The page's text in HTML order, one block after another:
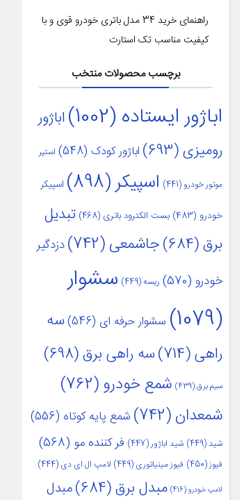
راهنمای خرید 34 مدل باتری خودرو قوی و با
کیفیت مناسب تک استارت
برچسب محصولات منتخب
اباژور ایستاده (1002)
اباژور
رومیزی(693) اباژور کودک (548) استپر
موتور خودرو (441) اسپیکر(898) اسپیکر
خودرو (483) بست الکترود باتری (468)
تبدیل
برق(684) جاشمعی(742)
دزدگیر
خودرو (570) ریسه(449)
سشوار
(1079)
سشوار حرفه ای (546)
سه
راهی(714) سه راهی برق(698)
سیم برق(439) شمع خودرو(762)
شمعدان(742) شمع پایه کوتاه (556)
شید(449) شید اباژور(447) فر کننده مو (568)
فیوز(450) فیوز مینیاتوری (449) لامپ ال ای دی (444)
لامپ خودرو(416) مبدل برق(684)
مبدل